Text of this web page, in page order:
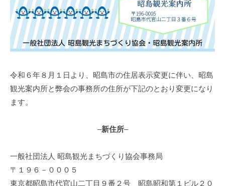
日
く
り
協
会
令和６年８月１日より、昭島市の住居表示変更に伴い、昭島
観光案内所と弊会の事務所の住所が下記のとおり変更になり
ます。
–新住所–
一般社団法人 昭島観光まちづくり協会事務局
〒１９６－０００５
東京都昭島市代官山二丁目９番２号 昭島昭和第１ビル２０